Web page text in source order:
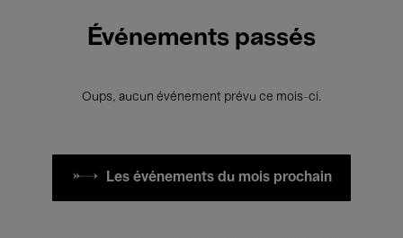
Événements passés
Oups, aucun événement prévu ce mois-ci.
Les événements du mois prochain